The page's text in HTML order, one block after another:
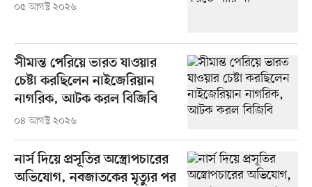
০৫ আগস্ট ২০২৬
সীমান্ত পেরিয়ে ভারত যাওয়ার
চেষ্টা করছিলেন নাইজেরিয়ান
নাগরিক, আটক করল বিজিবি
০৪ আগস্ট ২০২৬
নার্স দিয়ে প্রসূতির অস্ত্রোপচারের
অভিযোগ, নবজাতকের মৃত্যুর পর